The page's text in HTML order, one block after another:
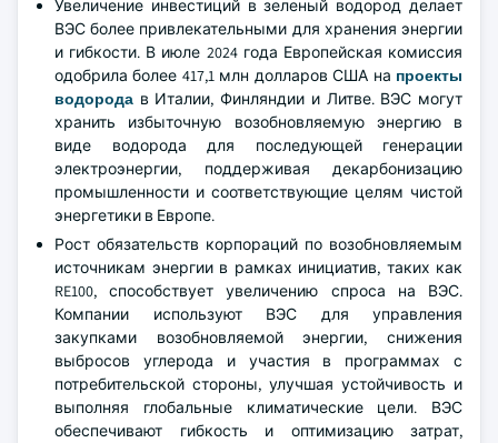
Увеличение инвестиций в зеленый водород делает
ВЭС более привлекательными для хранения энергии
и гибкости. В июле 2024 года Европейская комиссия
одобрила более 417,1 млн долларов США на проекты
водорода в Италии, Финляндии и Литве. ВЭС могут
хранить избыточную возобновляемую энергию в
виде водорода для последующей генерации
электроэнергии, поддерживая декарбонизацию
промышленности и соответствующие целям чистой
энергетики в Европе.
Рост обязательств корпораций по возобновляемым
источникам энергии в рамках инициатив, таких как
RE100, способствует увеличению спроса на ВЭС.
Компании используют ВЭС для управления
закупками возобновляемой энергии, снижения
выбросов углерода и участия в программах с
потребительской стороны, улучшая устойчивость и
выполняя глобальные климатические цели. ВЭС
обеспечивают гибкость и оптимизацию затрат,